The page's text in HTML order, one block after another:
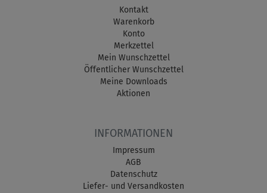
Kontakt
Warenkorb
Konto
Merkzettel
Mein Wunschzettel
Öffentlicher Wunschzettel
Meine Downloads
Aktionen
INFORMATIONEN
Impressum
AGB
Datenschutz
Liefer- und Versandkosten